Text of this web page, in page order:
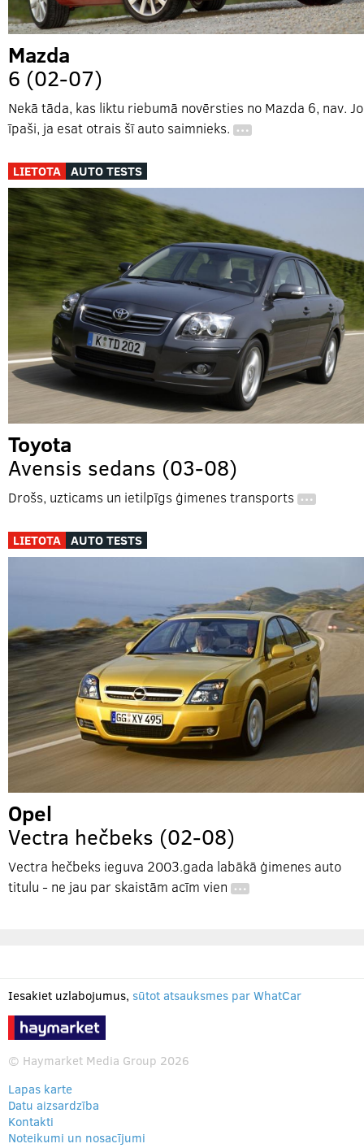
Mazda
6 (02-07)
Nekā tāda, kas liktu riebumā novērsties no Mazda 6, nav. Jo
īpaši, ja esat otrais šī auto saimnieks. …
LIETOTA AUTO TESTS
Toyota
Avensis sedans (03-08)
Drošs, uzticams un ietilpīgs ģimenes transports …
LIETOTA AUTO TESTS
Opel
Vectra hečbeks (02-08)
Vectra hečbeks ieguva 2003.gada labākā ģimenes auto
titulu - ne jau par skaistām acīm vien …
Iesakiet uzlabojumus, sūtot atsauksmes par WhatCar
© Haymarket Media Group 2026
Lapas karte
Datu aizsardzība
Kontakti
Noteikumi un nosacījumi